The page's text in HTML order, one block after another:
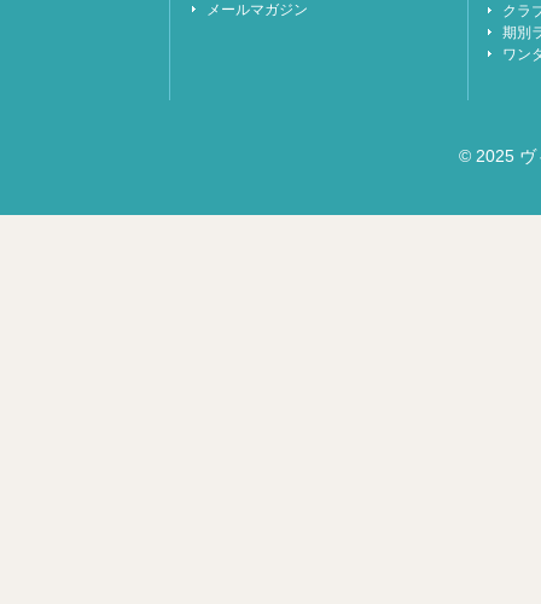
メールマガジン
クラ
期別
ワン
© 2025 ヴ